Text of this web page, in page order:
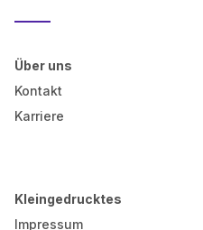
Über uns
Kontakt
Karriere
Kleingedrucktes
Impressum